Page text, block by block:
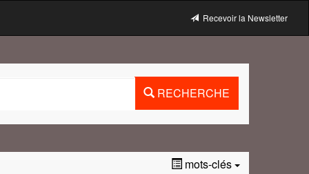
Recevoir la Newsletter
RECHERCHE
mots-clés